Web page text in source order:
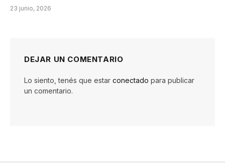
23 junio, 2026
DEJAR UN COMENTARIO
Lo siento, tenés que estar conectado para publicar
un comentario.